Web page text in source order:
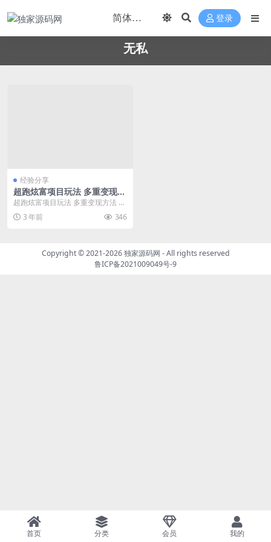
登录
无私
经验分享
超跑炫富项目玩法 多重变现方
法 玩法无私分享给你
超跑炫富项目玩法 多重变现方法 玩
法无私分享给你
3 年前 346
Copyright © 2021-2026独家源码网 - All rights reserved
鲁ICP备2021009049号-9
首页 分类 会员 我的